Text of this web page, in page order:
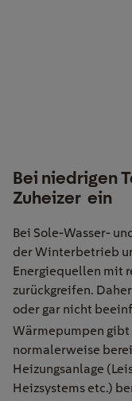
Bei niedrigen
Zuheizer ein
Bei Sole-Wasser-
der Winterbetrieb
Energiequellen mit
zurückgreifen.
oder gar nicht
Wärmepumpen gibt
normalerweise
Heizungsanlage
Heizsystems etc.)